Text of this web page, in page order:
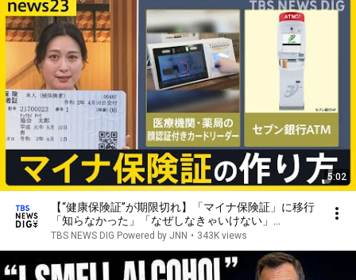
5:02
【“健康保険証”が期限切れ】「マイナ保険証」に移行
「知らなかった」「なぜしなきゃいけない」
【news23】｜TBS NEWS DIG
TBS NEWS DIG Powered by JNN • 343K views